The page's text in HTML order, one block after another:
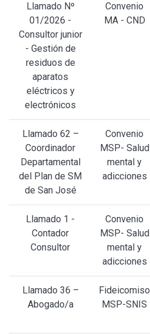
Llamado Nº
01/2026 -
Consultor junior
- Gestión de
residuos de
aparatos
eléctricos y
electrónicos
Convenio
MA - CND
Llamado 62 –
Coordinador
Departamental
del Plan de SM
de San José
Convenio
MSP- Salud
mental y
adicciones
Llamado 1 -
Contador
Consultor
Convenio
MSP- Salud
mental y
adicciones
Llamado 36 –
Abogado/a
Fideicomiso
MSP-SNIS